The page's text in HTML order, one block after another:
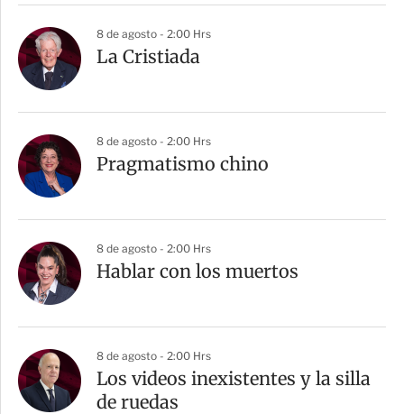
8 de agosto - 2:00 Hrs
La Cristiada
8 de agosto - 2:00 Hrs
Pragmatismo chino
8 de agosto - 2:00 Hrs
Hablar con los muertos
8 de agosto - 2:00 Hrs
Los videos inexistentes y la silla
de ruedas